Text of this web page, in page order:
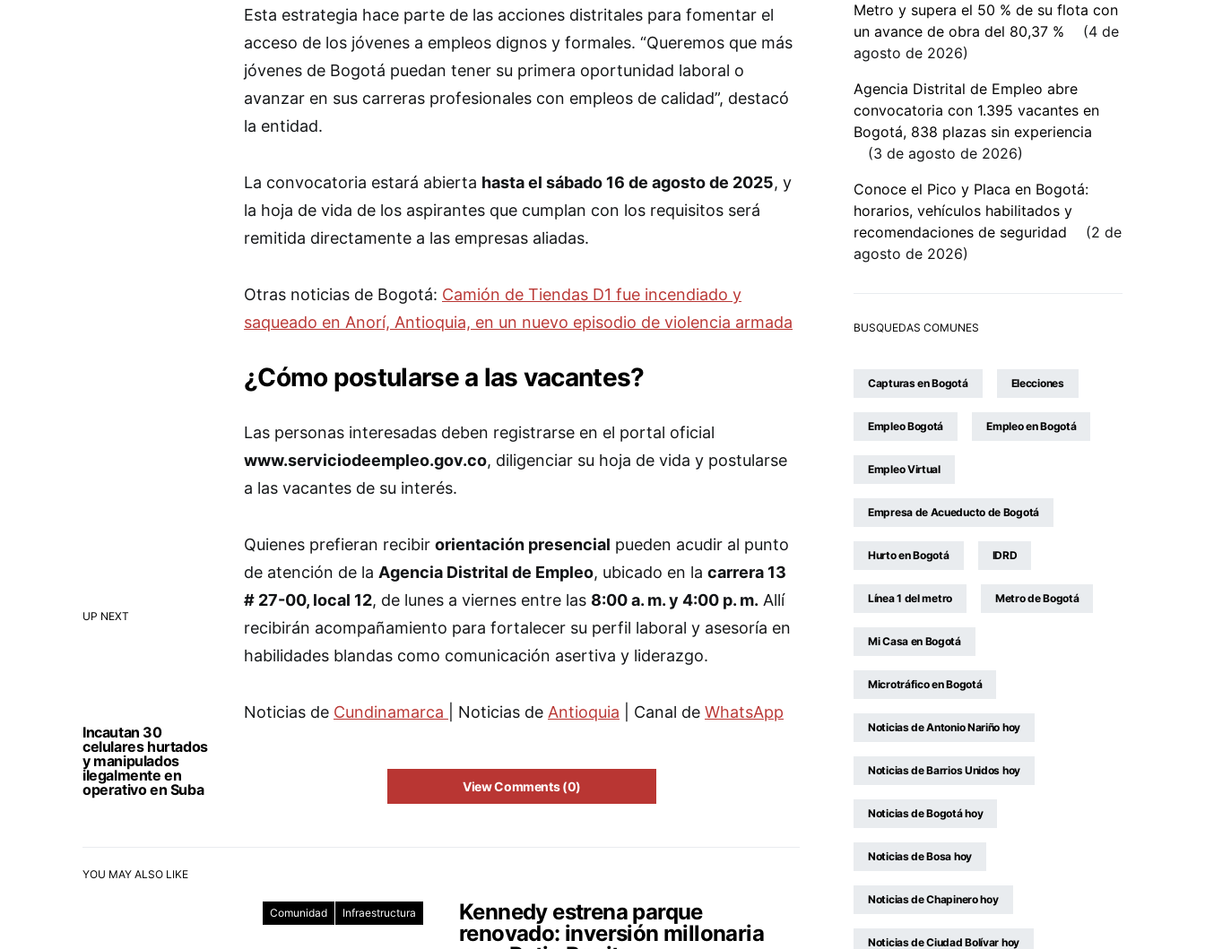
UP NEXT
Incautan 30
celulares hurtados
y manipulados
ilegalmente en
operativo en Suba
Esta estrategia hace parte de las acciones distritales para fomentar el
acceso de los jóvenes a empleos dignos y formales. “Queremos que más
jóvenes de Bogotá puedan tener su primera oportunidad laboral o
avanzar en sus carreras profesionales con empleos de calidad”, destacó
la entidad.
La convocatoria estará abierta hasta el sábado 16 de agosto de 2025, y
la hoja de vida de los aspirantes que cumplan con los requisitos será
remitida directamente a las empresas aliadas.
Otras noticias de Bogotá: Camión de Tiendas D1 fue incendiado y
saqueado en Anorí, Antioquia, en un nuevo episodio de violencia armada
¿Cómo postularse a las vacantes?
Las personas interesadas deben registrarse en el portal oficial
www.serviciodeempleo.gov.co, diligenciar su hoja de vida y postularse
a las vacantes de su interés.
Quienes prefieran recibir orientación presencial pueden acudir al punto
de atención de la Agencia Distrital de Empleo, ubicado en la carrera 13
# 27-00, local 12, de lunes a viernes entre las 8:00 a. m. y 4:00 p. m. Allí
recibirán acompañamiento para fortalecer su perfil laboral y asesoría en
habilidades blandas como comunicación asertiva y liderazgo.
Noticias de Cundinamarca | Noticias de Antioquia | Canal de WhatsApp
View Comments (0)
YOU MAY ALSO LIKE
Comunidad Infraestructura
Kennedy estrena parque
renovado: inversión millonaria
Metro y supera el 50 % de su flota con
un avance de obra del 80,37 %
4 de
agosto de 2026
Agencia Distrital de Empleo abre
convocatoria con 1.395 vacantes en
Bogotá, 838 plazas sin experiencia
3 de agosto de 2026
Conoce el Pico y Placa en Bogotá:
horarios, vehículos habilitados y
recomendaciones de seguridad
2 de
agosto de 2026
BUSQUEDAS COMUNES
Capturas en Bogotá Elecciones
Empleo Bogotá Empleo en Bogotá
Empleo Virtual
Empresa de Acueducto de Bogotá
Hurto en Bogotá IDRD
Línea 1 del metro Metro de Bogotá
Mi Casa en Bogotá
Microtráfico en Bogotá
Noticias de Antonio Nariño hoy
Noticias de Barrios Unidos hoy
Noticias de Bogotá hoy
Noticias de Bosa hoy
Noticias de Chapinero hoy
Noticias de Ciudad Bolívar hoy